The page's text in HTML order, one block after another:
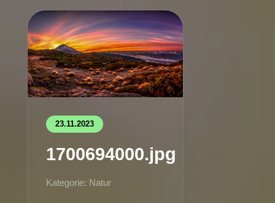
23.11.2023
1700694000.jpg
Kategorie: Natur